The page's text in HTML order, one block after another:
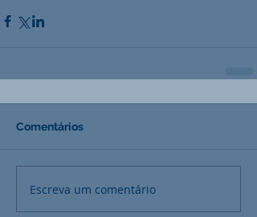
Comentários
Escreva um comentário